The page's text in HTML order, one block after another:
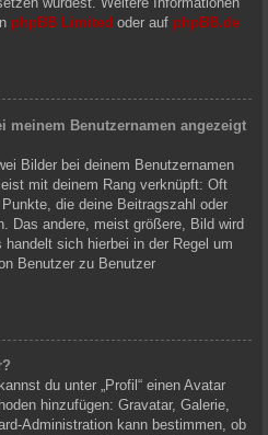
phpBB Limited oder auf phpBB.de
meinem Benutzernamen angezeigt
Bilder bei deinem Benutzernamen
mit deinem Rang verknüpft: Oft
die deine Beitragszahl oder
Das andere, meist größere, Bild wird
sich hierbei in der Regel um
Benutzer zu Benutzer
du unter „Profil“ einen Avatar
hinzufügen: Gravatar, Galerie,
Administration kann bestimmen, ob